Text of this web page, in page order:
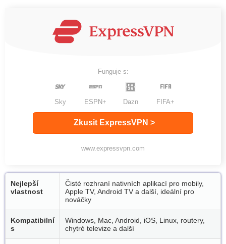
Funguje s:
Sky ESPN+ Dazn FIFA+
Zkusit ExpressVPN >
www.expressvpn.com
Nejlepší
vlastnost
Čisté rozhraní nativních aplikací pro mobily,
Apple TV, Android TV a další, ideální pro
nováčky
Kompatibilní
s
Windows, Mac, Android, iOS, Linux, routery,
chytré televize a další